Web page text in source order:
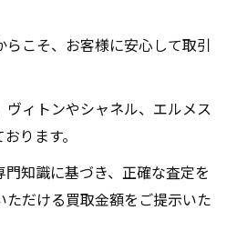
こそ、お客様に安心して取引
ィトンやシャネル、エルメス
ります。
知識に基づき、正確な査定を
だける買取金額をご提示いた